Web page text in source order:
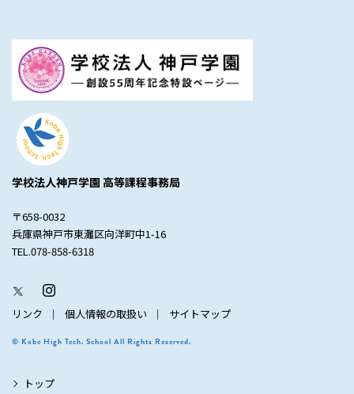
学校法人神戸学園 高等課程事務局
〒658-0032
兵庫県神戸市東灘区向洋町中1-16
TEL.078-858-6318
リンク 個人情報の取扱い サイトマップ
© Kobe High Tech. School All Rights Reserved.
トップ